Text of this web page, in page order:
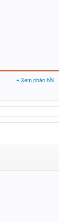
+ Xem phản hồi